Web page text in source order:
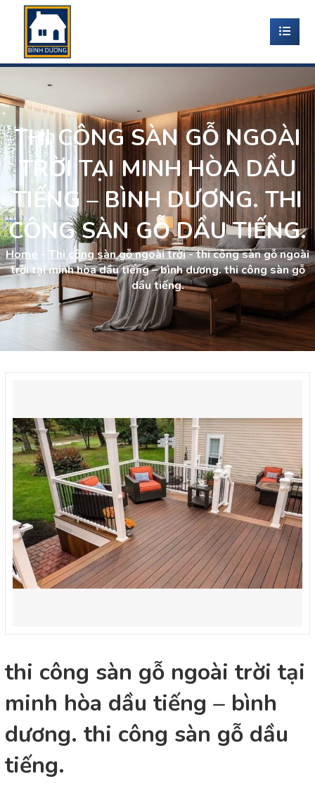
THI CÔNG SÀN GỖ NGOÀI
TRỜI TẠI MINH HÒA DẦU
TIẾNG – BÌNH DƯƠNG. THI
CÔNG SÀN GỖ DẦU TIẾNG.
Home - Thi công sàn gỗ ngoài trời-thi công sàn gỗ ngoài
trời tại minh hòa dầu tiếng – bình dương. thi công sàn gỗ
dầu tiếng.
thi công sàn gỗ ngoài trời tại
minh hòa dầu tiếng – bình
dương. thi công sàn gỗ dầu
tiếng.